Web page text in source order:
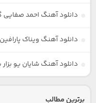
دانلود آهنگ احمد صفایی
دانلود آهنگ ویناک پارافین
دانلود آهنگ شایان یو بزار
برترین مطالب